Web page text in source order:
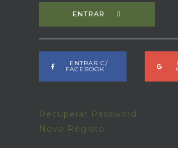
ENTRAR
ENTRAR C/
FACEBOOK
Recuperar Password
Novo Registo